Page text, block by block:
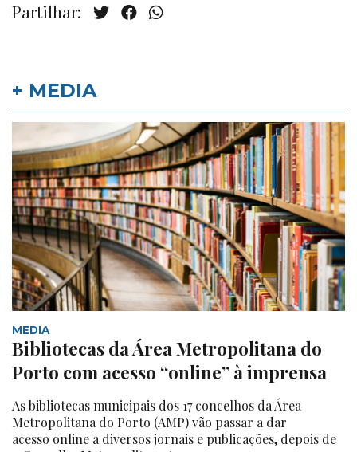
Partilhar:
+ MEDIA
MEDIA
Bibliotecas da Área Metropolitana do
Porto com acesso “online” à imprensa
As bibliotecas municipais dos 17 concelhos da Área
Metropolitana do Porto (AMP) vão passar a dar
acesso online a diversos jornais e publicações, depois de